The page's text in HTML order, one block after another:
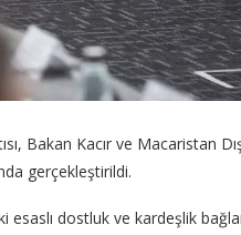
Bakan Kacır ve Macaristan
gerçekleştirildi.
esaslı dostluk ve kardeşlik